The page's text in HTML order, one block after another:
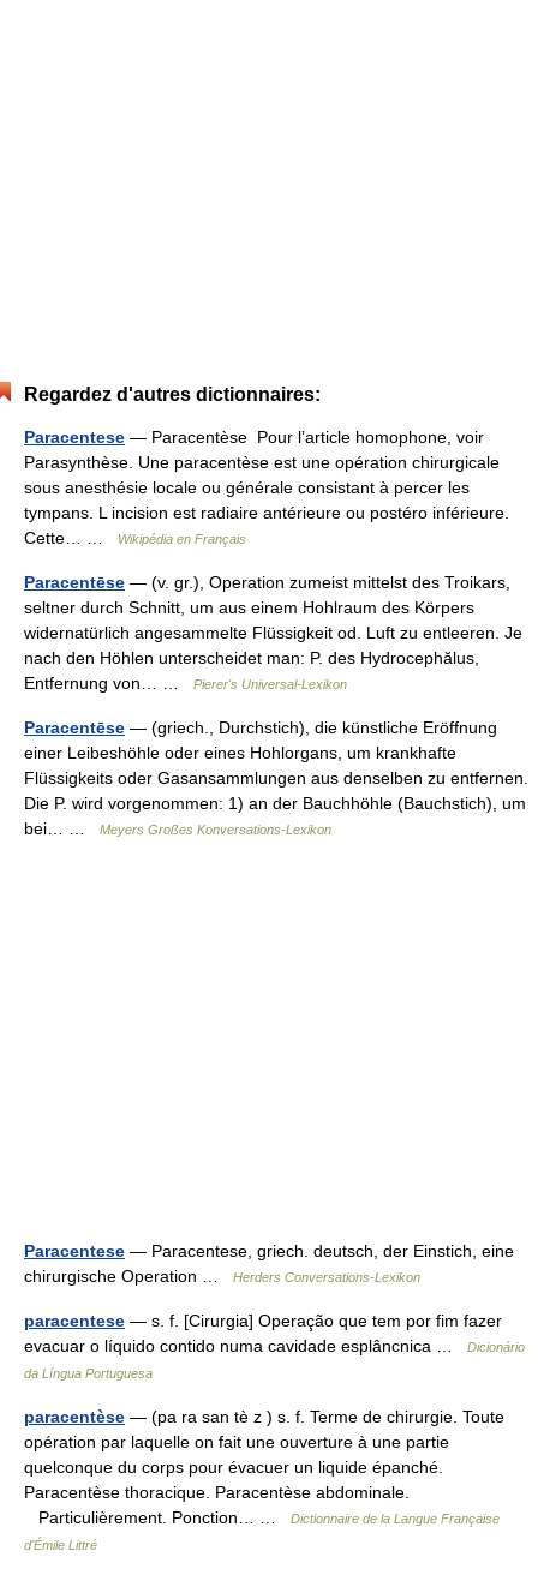
Regardez d'autres dictionnaires:
Paracentese — Paracentèse Pour l’article homophone, voir
Parasynthèse. Une paracentèse est une opération chirurgicale
sous anesthésie locale ou générale consistant à percer les
tympans. L incision est radiaire antérieure ou postéro inférieure.
Cette… …
Wikipédia en Français
Paracentēse — (v. gr.), Operation zumeist mittelst des Troikars,
seltner durch Schnitt, um aus einem Hohlraum des Körpers
widernatürlich angesammelte Flüssigkeit od. Luft zu entleeren. Je
nach den Höhlen unterscheidet man: P. des Hydrocephălus,
Entfernung von… …
Pierer's Universal-Lexikon
Paracentēse — (griech., Durchstich), die künstliche Eröffnung
einer Leibeshöhle oder eines Hohlorgans, um krankhafte
Flüssigkeits oder Gasansammlungen aus denselben zu entfernen.
Die P. wird vorgenommen: 1) an der Bauchhöhle (Bauchstich), um
bei… …
Meyers Großes Konversations-Lexikon
Paracentese — Paracentese, griech. deutsch, der Einstich, eine
chirurgische Operation …
Herders Conversations-Lexikon
paracentese — s. f. [Cirurgia] Operação que tem por fim fazer
evacuar o líquido contido numa cavidade esplâncnica …
Dicionário
da Língua Portuguesa
paracentèse — (pa ra san tè z ) s. f. Terme de chirurgie. Toute
opération par laquelle on fait une ouverture à une partie
quelconque du corps pour évacuer un liquide épanché.
Paracentèse thoracique. Paracentèse abdominale.
Particulièrement. Ponction… …
Dictionnaire de la Langue Française
d'Émile Littré